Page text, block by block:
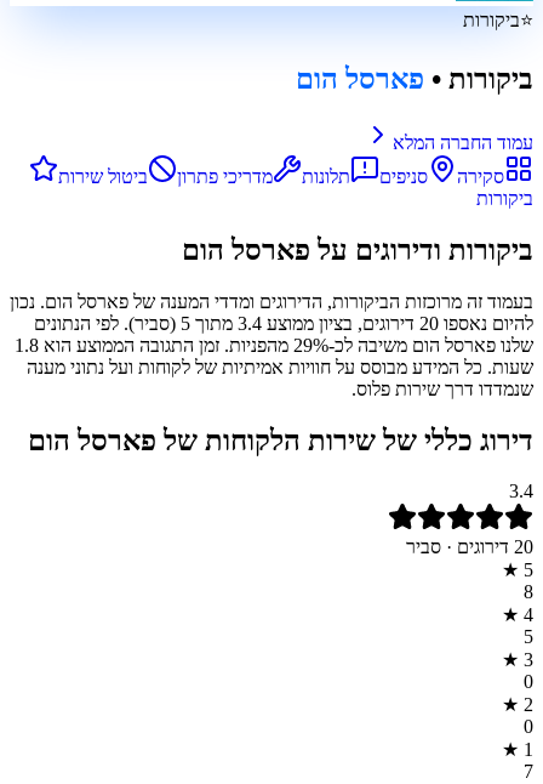
⭐ביקורות
ביקורות • פארסל הום
עמוד החברה המלא
סקירה
סניפים תלונות מדריכי פתרון
ביטול שירות
ביקורות
ביקורות ודירוגים על פארסל הום
בעמוד זה מרוכזות הביקורות, הדירוגים ומדדי המענה של פארסל הום. נכון
להיום נאספו 20 דירוגים, בציון ממוצע 3.4 מתוך 5 (סביר). לפי הנתונים
שלנו פארסל הום משיבה לכ-29% מהפניות. זמן התגובה הממוצע הוא 1.8
שעות. כל המידע מבוסס על חוויות אמיתיות של לקוחות ועל נתוני מענה
שנמדדו דרך שירות פלוס.
דירוג כללי של שירות הלקוחות של פארסל הום
3.4
20 דירוגים · סביר
5
★
8
4
★
5
3
★
0
2
★
0
1
★
7